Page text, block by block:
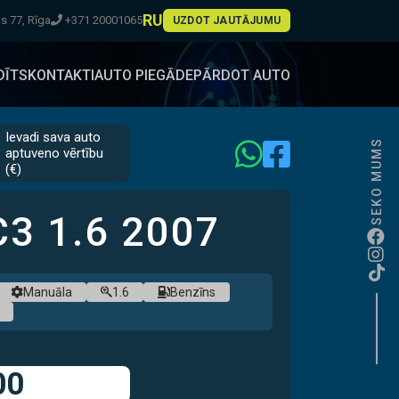
77, Rīga +371 20001065RU UZDOT JAUTĀJUMU
KONTAKTI AUTO PIEGĀDEPĀRDOT AUTO
IEMAKSAS
ar
Ievadi sava auto
aptuveno vērtību
(€)
1.6 2007
Manuāla 1.6
Benzīns
SEKO MUMS